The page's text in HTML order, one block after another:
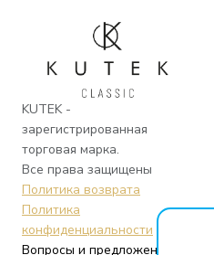
KUTEK -
зарегистрированная
торговая марка.
Все права защищены
Политика возврата
Политика
конфиденциальности
Вопросы и предложения